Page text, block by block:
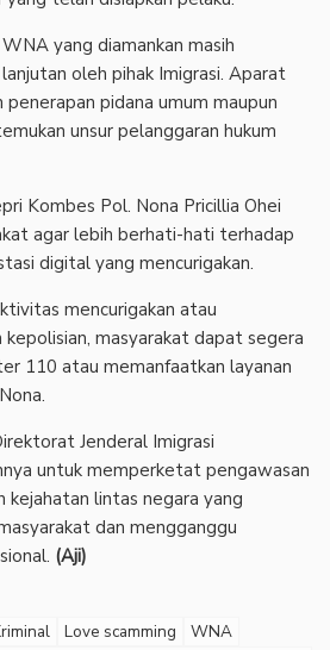
yang diamankan masih
oleh pihak Imigrasi. Aparat
penerapan pidana umum maupun
unsur pelanggaran hukum
Kombes Pol. Nona Pricillia Ohei
agar lebih berhati-hati terhadap
digital yang mencurigakan.
mencurigakan atau
masyarakat dapat segera
110 atau memanfaatkan layanan
Jenderal Imigrasi
untuk memperketat pengawasan
kejahatan lintas negara yang
dan mengganggu
(Aji)
Love scamming WNA